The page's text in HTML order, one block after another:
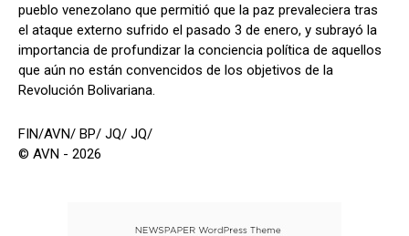
pueblo venezolano que permitió que la paz prevaleciera tras
el ataque externo sufrido el pasado 3 de enero, y subrayó la
importancia de profundizar la conciencia política de aquellos
que aún no están convencidos de los objetivos de la
Revolución Bolivariana.
FIN/AVN/ BP/ JQ/ JQ/
© AVN - 2026